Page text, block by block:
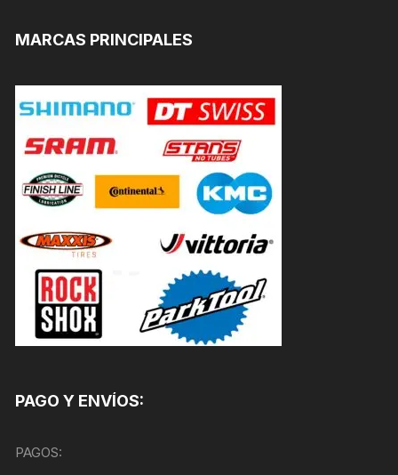
MARCAS PRINCIPALES
PAGO Y ENVÍOS:
PAGOS: